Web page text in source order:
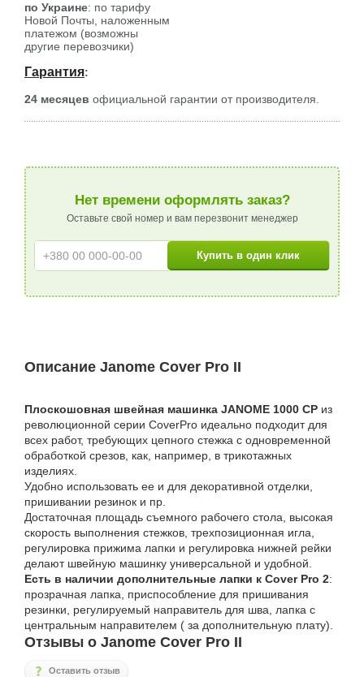
по Украине: по тарифу
Новой Почты, наложенным
платежом (возможны
другие перевозчики)
Гарантия:
24 месяцев официальной гарантии от производителя.
Нет времени оформлять заказ?
Оставьте свой номер и вам перезвонит менеджер
Описание Janome Cover Pro II
Плоскошовная швейная машинка JANOME 1000 CP из
революционной серии CoverPro идеально подходит для
всех работ, требующих цепного стежка с одновременной
обработкой срезов, как, например, в трикотажных
изделиях.
Удобно использовать ее и для декоративной отделки,
пришивании резинок и пр.
Достаточная площадь съемного рабочего стола, высокая
скорость выполнения стежков, трехпозиционная игла,
регулировка прижима лапки и регулировка нижней рейки
делают швейную машинку универсальной и удобной.
Есть в наличии дополнительные лапки к Cover Pro 2:
прозрачная лапка, приспособление для пришивания
резинки, регулируемый направитель для шва, лапка с
центральным направителем ( за дополнительную плату).
Отзывы о Janome Cover Pro II
Оставить отзыв